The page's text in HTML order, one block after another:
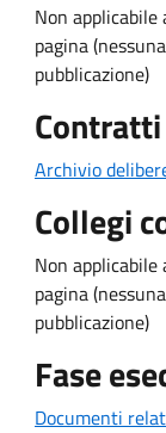
Non
pagina
pubblicazione)
Contratti
Archivio
Collegi
Non
pagina
pubblicazione)
Fase
Documenti